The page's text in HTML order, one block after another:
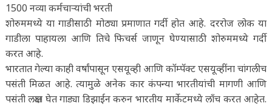
1500 नव्या कर्मचाऱ्यांची भरती
शोरुममध्ये या गाडीसाठी मोठ्या प्रमाणात गर्दी होत आहे. दररोज लोक या
गाडीला पाहायला आणि तिचे फिचर्स जाणून घेण्यासाठी शोरुममध्ये गर्दी
करत आहे.
भारतात गेल्या काही वर्षांपासून एसयूव्ही आणि कॉम्पॅक्ट एसयूव्हींना चांगलीच
पसंती मिळत आहे. त्यामुळे अनेक कार कंपन्या भारतीयांची मागणी आणि
पसंती लक्षात घेत गाड्या डिझाईन करुन भारतीय मार्केटमध्ये लाँच करत आहेत.